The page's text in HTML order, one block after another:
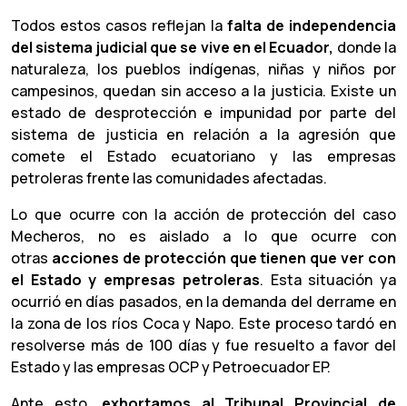
Todos estos casos reflejan la falta de independencia
del sistema judicial que se vive en el Ecuador, donde la
naturaleza, los pueblos indígenas, niñas y niños por
campesinos, quedan sin acceso a la justicia. Existe un
estado de desprotección e impunidad por parte del
sistema de justicia en relación a la agresión que
comete el Estado ecuatoriano y las empresas
petroleras frente las comunidades afectadas.
Lo que ocurre con la acción de protección del caso
Mecheros, no es aislado a lo que ocurre con
otras acciones de protección que tienen que ver con
el Estado y empresas petroleras. Esta situación ya
ocurrió en días pasados, en la demanda del derrame en
la zona de los ríos Coca y Napo. Este proceso tardó en
resolverse más de 100 días y fue resuelto a favor del
Estado y las empresas OCP y Petroecuador EP.